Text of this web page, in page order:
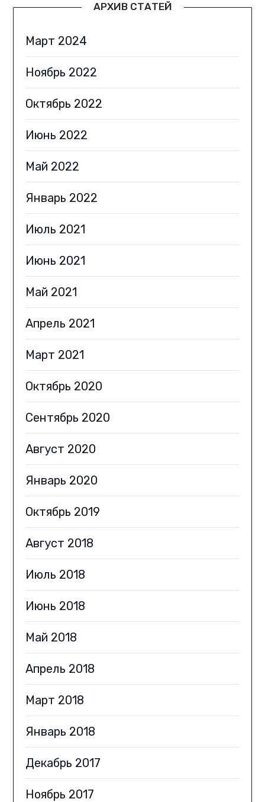
АРХИВ СТАТЕЙ
Март 2024
Ноябрь 2022
Октябрь 2022
Июнь 2022
Май 2022
Январь 2022
Июль 2021
Июнь 2021
Май 2021
Апрель 2021
Март 2021
Октябрь 2020
Сентябрь 2020
Август 2020
Январь 2020
Октябрь 2019
Август 2018
Июль 2018
Июнь 2018
Май 2018
Апрель 2018
Март 2018
Январь 2018
Декабрь 2017
Ноябрь 2017